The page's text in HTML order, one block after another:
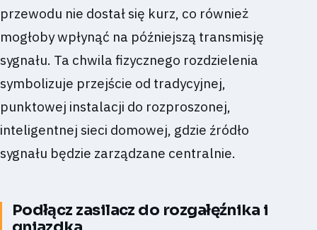
przewodu nie dostał się kurz, co również
mogłoby wpłynąć na późniejszą transmisję
sygnału. Ta chwila fizycznego rozdzielenia
symbolizuje przejście od tradycyjnej,
punktowej instalacji do rozproszonej,
inteligentnej sieci domowej, gdzie źródło
sygnału będzie zarządzane centralnie.
Podłącz zasilacz do rozgałęźnika i